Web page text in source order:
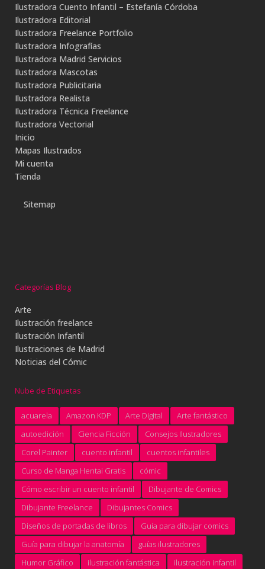
Ilustradora Cuento Infantil – Estefanía Córdoba
Ilustradora Editorial
Ilustradora Freelance Portfolio
Ilustradora Infografías
Ilustradora Madrid Servicios
Ilustradora Mascotas
Ilustradora Publicitaria
Ilustradora Realista
Ilustradora Técnica Freelance
Ilustradora Vectorial
Inicio
Mapas Ilustrados
Mi cuenta
Tienda
Sitemap
Categorías Blog
Arte
Ilustración freelance
Ilustración Infantil
Ilustraciones de Madrid
Noticias del Cómic
Nube de Etiquetas
acuarela Amazon KDP Arte Digital
Arte fantástico
autoedición
Ciencia Ficción
Consejos Ilustradores
Corel Painter
cuento infantil
cuentos infantiles
Curso de Manga Hentai Gratis
cómic
Cómo escribir un cuento infantil
Dibujante de Comics
Dibujante Freelance
Dibujantes Comics
Diseños de portadas de libros
Guía para dibujar comics
Guía para dibujar la anatomía
guías ilustradores
Humor Gráfico
ilustración fantástica
ilustración infantil